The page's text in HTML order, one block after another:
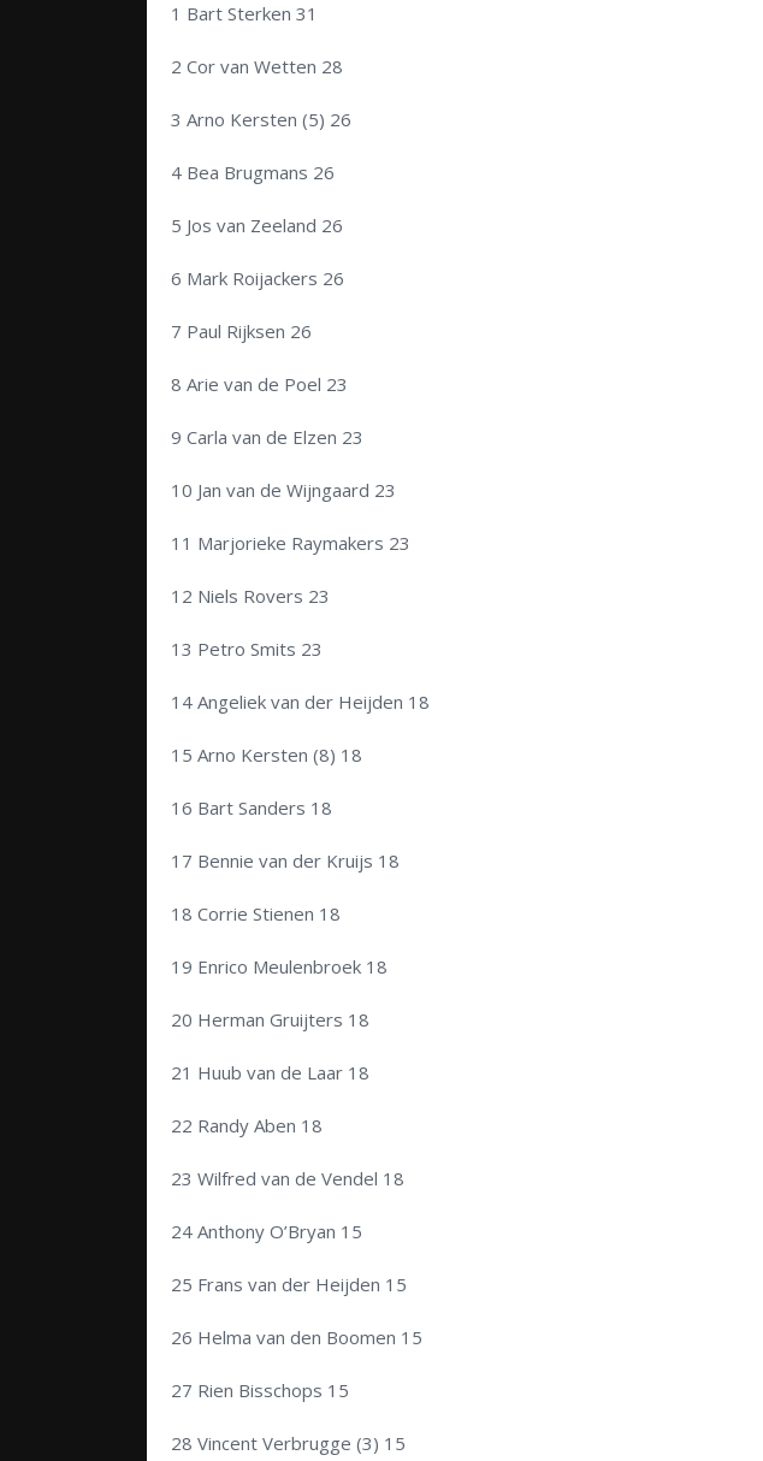
1 Bart Sterken 31
2 Cor van Wetten 28
3 Arno Kersten (5) 26
4 Bea Brugmans 26
5 Jos van Zeeland 26
6 Mark Roijackers 26
7 Paul Rijksen 26
8 Arie van de Poel 23
9 Carla van de Elzen 23
10 Jan van de Wijngaard 23
11 Marjorieke Raymakers 23
12 Niels Rovers 23
13 Petro Smits 23
14 Angeliek van der Heijden 18
15 Arno Kersten (8) 18
16 Bart Sanders 18
17 Bennie van der Kruijs 18
18 Corrie Stienen 18
19 Enrico Meulenbroek 18
20 Herman Gruijters 18
21 Huub van de Laar 18
22 Randy Aben 18
23 Wilfred van de Vendel 18
24 Anthony O’Bryan 15
25 Frans van der Heijden 15
26 Helma van den Boomen 15
27 Rien Bisschops 15
28 Vincent Verbrugge (3) 15